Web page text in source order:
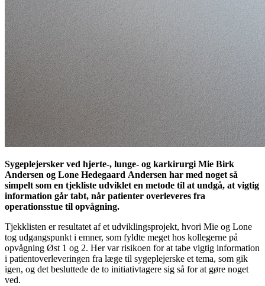
Sygeplejersker ved hjerte-, lunge- og karkirurgi Mie Birk
Andersen og Lone Hedegaard Andersen har med noget så
simpelt som en tjekliste udviklet en metode til at undgå, at vigtig
information går tabt, når patienter overleveres fra
operationsstue til opvågning.
Tjekklisten er resultatet af et udviklingsprojekt, hvori Mie og Lone
tog udgangspunkt i emner, som fyldte meget hos kollegerne på
opvågning Øst 1 og 2. Her var risikoen for at tabe vigtig information
i patientoverleveringen fra læge til sygeplejerske et tema, som gik
igen, og det besluttede de to initiativtagere sig så for at gøre noget
ved.